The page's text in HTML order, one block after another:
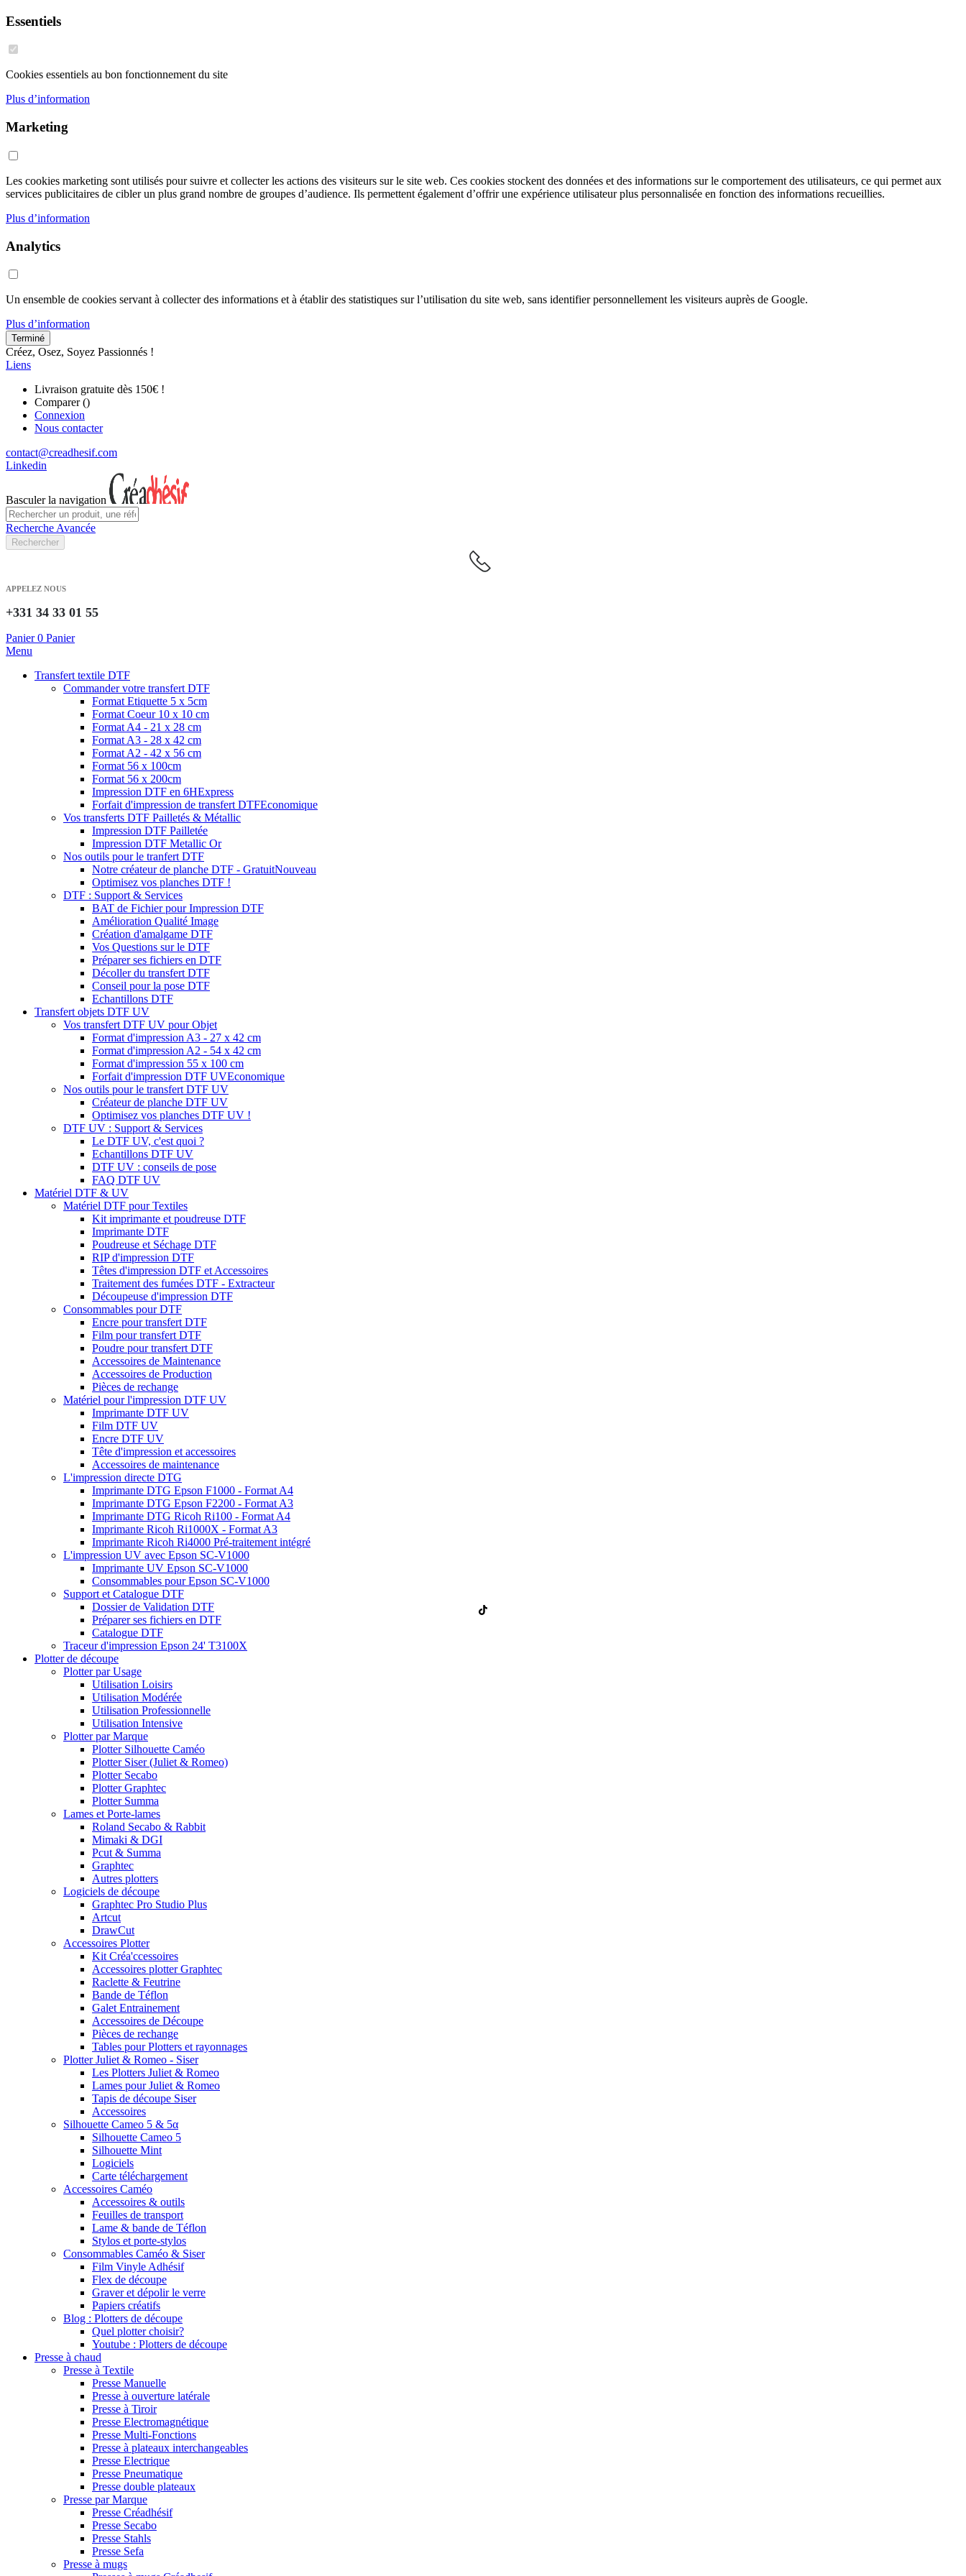
Essentiels
Cookies essentiels au bon fonctionnement du site
Plus d’information
Marketing
Les cookies marketing sont utilisés pour suivre et collecter les actions des visiteurs sur le site web. Ces cookies stockent des données et des informations sur le comportement des utilisateurs, ce qui permet aux
services publicitaires de cibler un plus grand nombre de groupes d’audience. Ils permettent également d’offrir une expérience utilisateur plus personnalisée en fonction des informations recueillies.
Plus d’information
Analytics
Un ensemble de cookies servant à collecter des informations et à établir des statistiques sur l’utilisation du site web, sans identifier personnellement les visiteurs auprès de Google.
Plus d’information
Terminé
Créez, Osez, Soyez Passionnés !
Liens
Livraison gratuite dès 150€ !
Comparer ()
Connexion
Nous contacter
contact@creadhesif.com
Linkedin
Basculer la navigation
Recherche Avancée
Rechercher
APPELEZ NOUS
+331 34 33 01 55
Panier 0 Panier
Menu
Transfert textile DTF
Commander votre transfert DTF
Format Etiquette 5 x 5cm
Format Coeur 10 x 10 cm
Format A4 - 21 x 28 cm
Format A3 - 28 x 42 cm
Format A2 - 42 x 56 cm
Format 56 x 100cm
Format 56 x 200cm
Impression DTF en 6HExpress
Forfait d'impression de transfert DTFEconomique
Vos transferts DTF Pailletés & Métallic
Impression DTF Pailletée
Impression DTF Metallic Or
Nos outils pour le tranfert DTF
Notre créateur de planche DTF - GratuitNouveau
Optimisez vos planches DTF !
DTF : Support & Services
BAT de Fichier pour Impression DTF
Amélioration Qualité Image
Création d'amalgame DTF
Vos Questions sur le DTF
Préparer ses fichiers en DTF
Décoller du transfert DTF
Conseil pour la pose DTF
Echantillons DTF
Transfert objets DTF UV
Vos transfert DTF UV pour Objet
Format d'impression A3 - 27 x 42 cm
Format d'impression A2 - 54 x 42 cm
Format d'impression 55 x 100 cm
Forfait d'impression DTF UVEconomique
Nos outils pour le transfert DTF UV
Créateur de planche DTF UV
Optimisez vos planches DTF UV !
DTF UV : Support & Services
Le DTF UV, c'est quoi ?
Echantillons DTF UV
DTF UV : conseils de pose
FAQ DTF UV
Matériel DTF & UV
Matériel DTF pour Textiles
Kit imprimante et poudreuse DTF
Imprimante DTF
Poudreuse et Séchage DTF
RIP d'impression DTF
Têtes d'impression DTF et Accessoires
Traitement des fumées DTF - Extracteur
Découpeuse d'impression DTF
Consommables pour DTF
Encre pour transfert DTF
Film pour transfert DTF
Poudre pour transfert DTF
Accessoires de Maintenance
Accessoires de Production
Pièces de rechange
Matériel pour l'impression DTF UV
Imprimante DTF UV
Film DTF UV
Encre DTF UV
Tête d'impression et accessoires
Accessoires de maintenance
L'impression directe DTG
Imprimante DTG Epson F1000 - Format A4
Imprimante DTG Epson F2200 - Format A3
Imprimante DTG Ricoh Ri100 - Format A4
Imprimante Ricoh Ri1000X - Format A3
Imprimante Ricoh Ri4000 Pré-traitement intégré
L'impression UV avec Epson SC-V1000
Imprimante UV Epson SC-V1000
Consommables pour Epson SC-V1000
Support et Catalogue DTF
Dossier de Validation DTF
Préparer ses fichiers en DTF
Catalogue DTF
Traceur d'impression Epson 24' T3100X
Plotter de découpe
Plotter par Usage
Utilisation Loisirs
Utilisation Modérée
Utilisation Professionnelle
Utilisation Intensive
Plotter par Marque
Plotter Silhouette Caméo
Plotter Siser (Juliet & Romeo)
Plotter Secabo
Plotter Graphtec
Plotter Summa
Lames et Porte-lames
Roland Secabo & Rabbit
Mimaki & DGI
Pcut & Summa
Graphtec
Autres plotters
Logiciels de découpe
Graphtec Pro Studio Plus
Artcut
DrawCut
Accessoires Plotter
Kit Créa'ccessoires
Accessoires plotter Graphtec
Raclette & Feutrine
Bande de Téflon
Galet Entrainement
Accessoires de Découpe
Pièces de rechange
Tables pour Plotters et rayonnages
Plotter Juliet & Romeo - Siser
Les Plotters Juliet & Romeo
Lames pour Juliet & Romeo
Tapis de découpe Siser
Accessoires
Silhouette Cameo 5 & 5α
Silhouette Cameo 5
Silhouette Mint
Logiciels
Carte téléchargement
Accessoires Caméo
Accessoires & outils
Feuilles de transport
Lame & bande de Téflon
Stylos et porte-stylos
Consommables Caméo & Siser
Film Vinyle Adhésif
Flex de découpe
Graver et dépolir le verre
Papiers créatifs
Blog : Plotters de découpe
Quel plotter choisir?
Youtube : Plotters de découpe
Presse à chaud
Presse à Textile
Presse Manuelle
Presse à ouverture latérale
Presse à Tiroir
Presse Electromagnétique
Presse Multi-Fonctions
Presse à plateaux interchangeables
Presse Electrique
Presse Pneumatique
Presse double plateaux
Presse par Marque
Presse Créadhésif
Presse Secabo
Presse Stahls
Presse Sefa
Presse à mugs